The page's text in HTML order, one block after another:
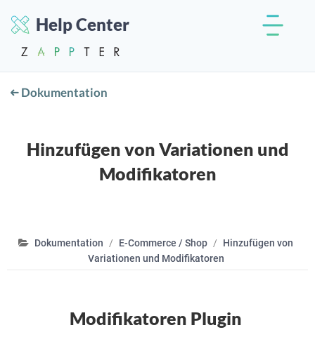
Help Center
Dokumentation
Hinzufügen von Variationen und
Modifikatoren
Dokumentation E-Commerce / Shop
Hinzufügen von
Variationen und Modifikatoren
Modifikatoren Plugin